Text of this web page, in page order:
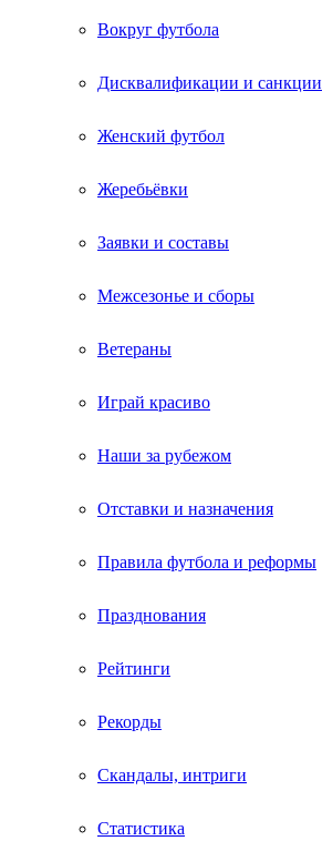
Вокруг футбола
Дисквалификации и санкции
Женский футбол
Жеребьёвки
Заявки и составы
Межсезонье и сборы
Ветераны
Играй красиво
Наши за рубежом
Отставки и назначения
Правила футбола и реформы
Празднования
Рейтинги
Рекорды
Скандалы, интриги
Статистика